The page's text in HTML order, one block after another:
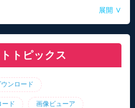
み上げ無料ツールランキング！使い
能を比較
最新】合成音声のフリーソフト・サイ
おすすめ7選！
更新】AI音声読み上げソフト・サイ
8選！【無料】
】TuneFabの使い方・評判・違法性
最優の代替品は？
新】ひまわり動画のダウンロード方法
展開 ∨
トピックス
ンロード
ード 画像ビューア